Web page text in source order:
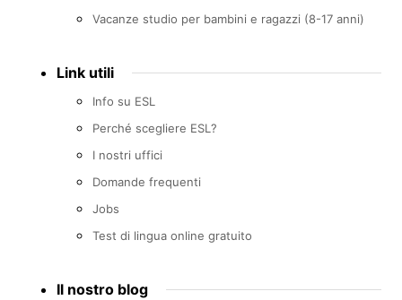
Vacanze studio per bambini e ragazzi (8-17 anni)
Link utili
Info su ESL
Perché scegliere ESL?
I nostri uffici
Domande frequenti
Jobs
Test di lingua online gratuito
Il nostro blog